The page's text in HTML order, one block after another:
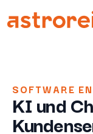
Astrorei
SOFTWARE
KI und